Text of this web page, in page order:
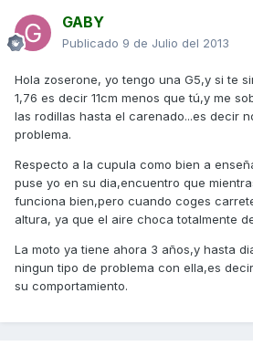
GABY
Publicado 9 de Julio del 2013
Hola zoserone, yo tengo una G5,y si te
1,76 es decir 11cm menos que tú,y me
las rodillas hasta el carenado...es decir
problema.
Respecto a la cupula como bien a
puse yo en su dia,encuentro que
funciona bien,pero cuando coges
altura, ya que el aire choca totalmente
La moto ya tiene ahora 3 años,y hasta
ningun tipo de problema con ella,es
su comportamiento.